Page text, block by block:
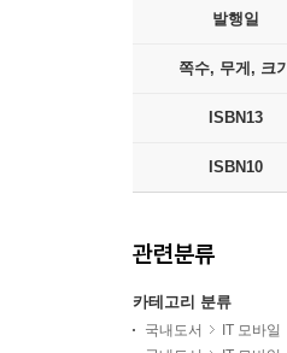
발행일
쪽수, 무게, 크기
ISBN13
ISBN10
관련분류
카테고리 분류
국내도서 IT 모바일